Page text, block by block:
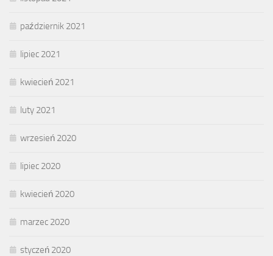
październik 2021
lipiec 2021
kwiecień 2021
luty 2021
wrzesień 2020
lipiec 2020
kwiecień 2020
marzec 2020
styczeń 2020